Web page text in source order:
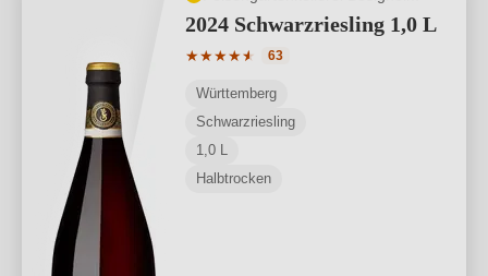
2024 Schwarzriesling 1,0 L
★★★★★
★
Durchschnittliche Bewertung von 4.92
63
Württemberg
Schwarzriesling
1,0 L
Halbtrocken